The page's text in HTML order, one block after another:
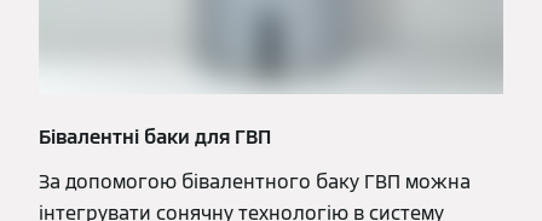
Бівалентні баки для ГВП
За допомогою бівалентного баку ГВП можна
інтегрувати сонячну технологію в систему